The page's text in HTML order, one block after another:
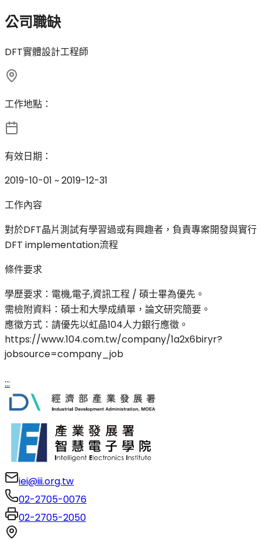
公司職缺
DFT實體設計工程師
工作地點：
有效日期：
2019-10-01 ~ 2019-12-31
工作內容
對於DFT晶片測試有學習過或有興趣者，負責專案開發與實行
DFT implementation流程
條件要求
學歷要求：電機,電子,資訊工程 / 碩士畢為優先。
需檢附資料：碩士和大學成績單，論文研究簡要。
應徵方式：請優先以虹晶104人力銀行應徵。
https://www.104.com.tw/company/1a2x6biryr?
jobsource=company_job
:::
iei@iii.org.tw
02-2705-0076
02-2705-2050